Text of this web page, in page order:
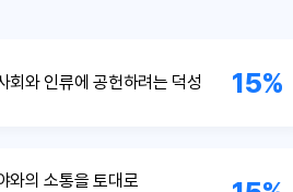
회와 인류에 공헌하려는 덕성 15%
와의 소통을 토대로